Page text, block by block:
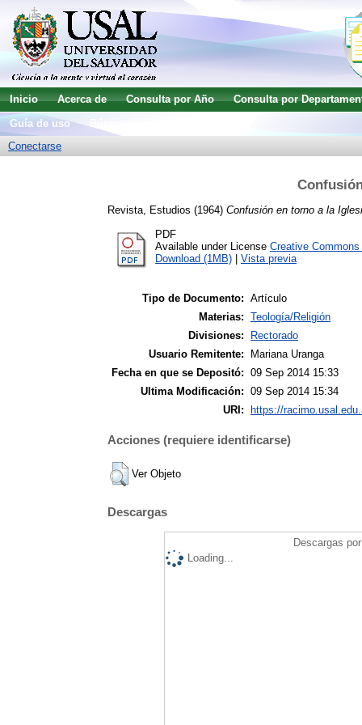
Inicio Acerca de Consulta por Año
Consulta por
Guía de uso
Conectarse
Revista, Estudios (1964) Confusión en torno a la
PDF
Available under License Creative
Download (1MB)
Vista previa
Tipo de Documento: Artículo
Materias: Teología/Religión
Divisiones:
Rectorado
Usuario Remitente:
Mariana Uranga
Fecha en que se Depositó: 09 Sep 2014 15:33
Ultima Modificación: 09 Sep 2014 15:34
URI:
https://
Acciones (requiere identificarse)
Ver Objeto
Descargas
Descargas
Loading...